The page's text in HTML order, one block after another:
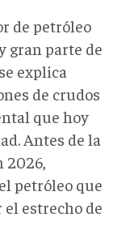
de petróleo
gran parte de
explica
de crudos
que hoy
Antes de la
2026,
petróleo que
estrecho de